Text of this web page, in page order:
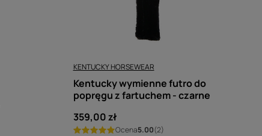
KENTUCKY HORSEWEAR
Kentucky wymienne futro do
popręgu z fartuchem - czarne
359,00 zł
Ocena5.00(2)